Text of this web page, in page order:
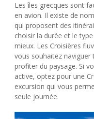
Les îles grecques sont
en avion. Il existe de
qui proposent des
choisir la durée et le
mieux. Les Croisières
vous souhaitez
profiter du paysage. Si
active, optez pour une
excursion qui vous
seule journée.